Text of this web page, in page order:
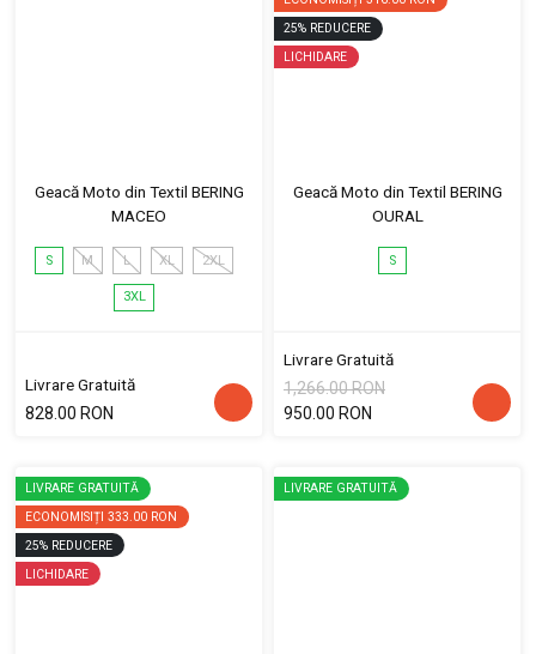
Geacă Moto din Textil BERING
MACEO
S M L XL 2XL
3XL
Livrare Gratuită
828.00 RON
25% REDUCERE
LICHIDARE
Geacă Moto din Textil BERING
OURAL
S
Livrare Gratuită
1,266.00 RON
950.00 RON
LIVRARE GRATUITĂ
ECONOMISIȚI 333.00 RON
25% REDUCERE
LICHIDARE
LIVRARE GRATUITĂ